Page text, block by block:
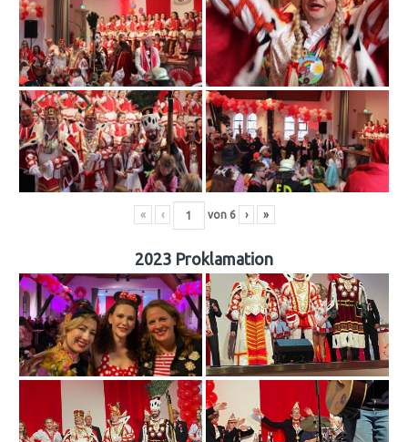
« ‹ von 6 › »
2023 Proklamation